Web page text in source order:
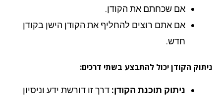
אם שכחתם את הקודן.
אם אתם רוצים להחליף את הקודן הישן בקודן
חדש.
הקודן יכול להתבצע בשתי דרכים:
ניתוק תוכנת הקודן:דרך זו דורשת ידע וניסיון